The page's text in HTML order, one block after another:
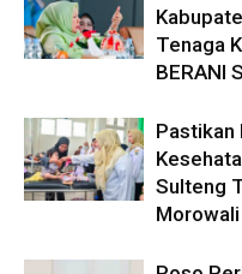
Tenaga
BERANI
Pastikan
Sulteng
Morowali